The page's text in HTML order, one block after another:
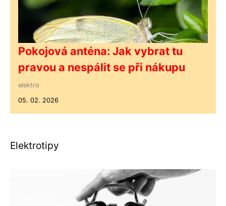
Pokojová anténa: Jak vybrat tu
pravou a nespálit se při nákupu
elektro
05. 02. 2026
Elektrotipy